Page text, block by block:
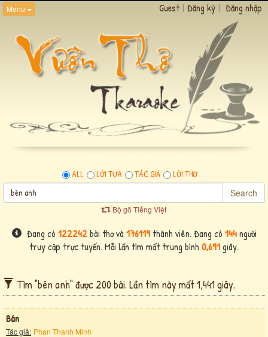
Menu Guest | Đăng ký | Đăng nhập
ALL LỜI TỰA TÁC GIẢ LỜI THƠ
Search
Bộ gõ Tiếng Việt
Đang có 122242bài thơ và 176119thành viên. Đang có 144người
truy cập trực tuyến. Mỗi lần tìm mất trung bình 0,691giây.
Tìm "bên anh" được 200 bài. Lần tìm này mất 1,441 giây.
Bán
Tác giả: Phan Thanh Minh